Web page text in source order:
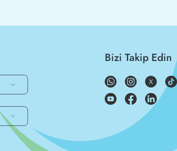
Bizi Takip Edin